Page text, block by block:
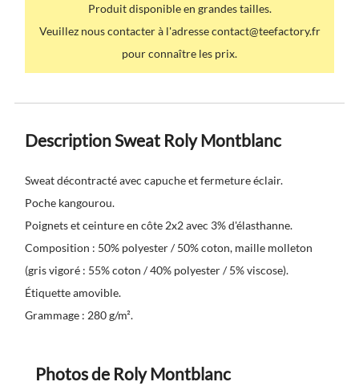
Produit disponible en grandes tailles.
Veuillez nous contacter à l'adresse contact@teefactory.fr
pour connaître les prix.
Description Sweat Roly Montblanc
Sweat décontracté avec capuche et fermeture éclair.
Poche kangourou.
Poignets et ceinture en côte 2x2 avec 3% d'élasthanne.
Composition : 50% polyester / 50% coton, maille molleton
(gris vigoré : 55% coton / 40% polyester / 5% viscose).
Étiquette amovible.
Grammage : 280 g/m².
Photos de Roly Montblanc